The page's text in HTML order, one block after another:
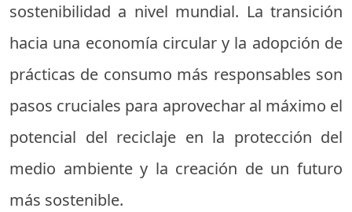
sostenibilidad a nivel mundial. La transición
hacia una economía circular y la adopción de
prácticas de consumo más responsables son
pasos cruciales para aprovechar al máximo el
potencial del reciclaje en la protección del
medio ambiente y la creación de un futuro
más sostenible.